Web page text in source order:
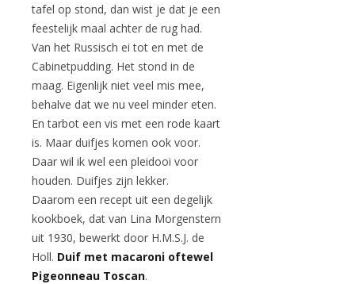
tafel op stond, dan wist je dat je een
feestelijk maal achter de rug had.
Van het Russisch ei tot en met de
Cabinetpudding. Het stond in de
maag. Eigenlijk niet veel mis mee,
behalve dat we nu veel minder eten.
En tarbot een vis met een rode kaart
is. Maar duifjes komen ook voor.
Daar wil ik wel een pleidooi voor
houden. Duifjes zijn lekker.
Daarom een recept uit een degelijk
kookboek, dat van Lina Morgenstern
uit 1930, bewerkt door H.M.S.J. de
Holl. Duif met macaroni oftewel
Pigeonneau Toscan.